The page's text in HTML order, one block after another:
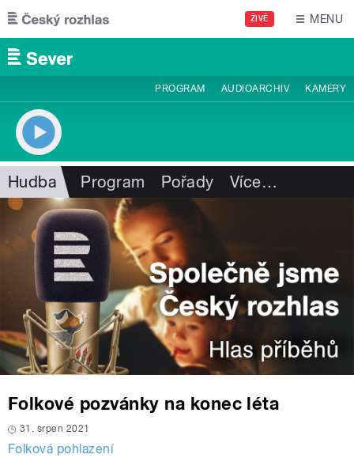
Přejít k hlavnímu obsahu
ŽIVĚ MENU
PROGRAM AUDIOARCHIV KAMERY
Hudba Program Pořady Více…
Folkové pozvánky na konec léta
31. srpen 2021
Folková pohlazení